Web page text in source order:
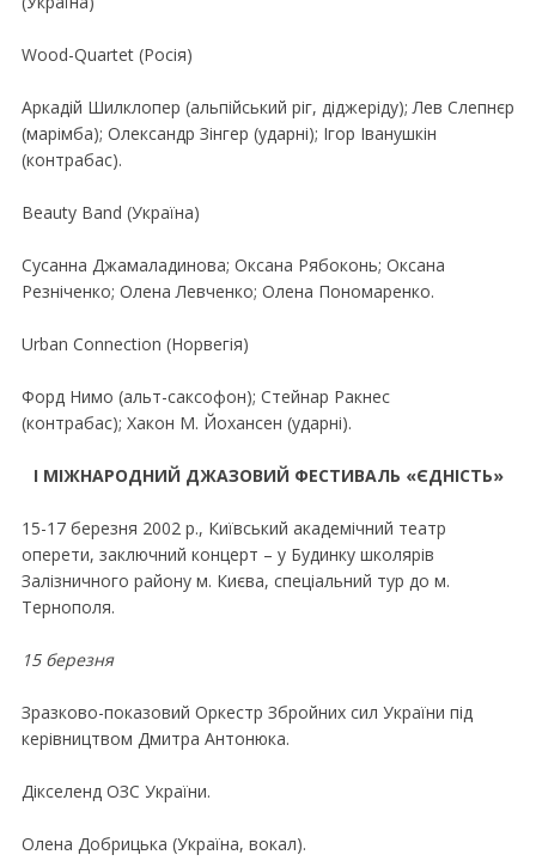
Wood-Quartet (Росiя)
Аркадiй Шилклопер (альпiйський рiг, дiджерiду); Лев Слепнєр
(марiмба); Олександр Зiнгер (ударнi); Iгор Iванушкiн
(контрабас).
Beauty Band (Україна)
Сусанна Джамаладинова; Оксана Рябоконь; Оксана
Резнiченко; Олена Левченко; Олена Пономаренко.
Urban Connection (Норвегiя)
Форд Нимо (альт-саксофон); Стейнар Ракнес
(контрабас); Хакон М. Йохансен (ударнi).
I МIЖНАРОДНИЙ ДЖАЗОВИЙ ФЕСТИВАЛЬ «ЄДНIСТЬ»
15-17 березня 2002 р., Київський академiчний театр
оперети, заключний концерт – у Будинку школярiв
Залiзничного району м. Києва, спецiальний тур до м.
Тернополя.
15 березня
Зразково-показовий Оркестр Збройних сил України пiд
керiвництвом Дмитра Антонюка.
Дiкселенд ОЗС України.
Олена Добрицька (Україна, вокал).